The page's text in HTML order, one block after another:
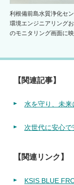
利根備前島水質浄化セ
環境エンジニアリング
のモニタリング画面に映
【関連記事】
水を守り、未来
次世代に安心
【関連リンク】
KSIS BLUE